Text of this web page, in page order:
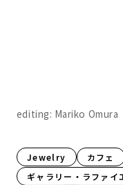
editing: Mariko Omura
Jewelry カフェ
ギャラリー・ラファイ